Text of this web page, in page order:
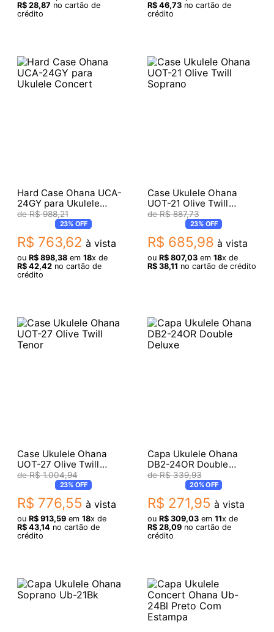
R$ 28,87 no cartão de
crédito
R$ 46,73no cartão de
crédito
Hard Case Ohana UCA-
24GY para Ukulele
Concert
R$ 988,21
23%OFF
R$ 763,62 à vista
ou R$ 898,38em 18x de
R$ 42,42no cartão de
crédito
Case Ukulele Ohana
UOT-21 Olive Twill
Soprano
R$ 887,73
23%OFF
R$ 685,98 à vista
ou R$ 807,03em 18x de
R$ 38,11 no cartão de crédito
Case Ukulele Ohana
UOT-27 Olive Twill
Tenor
R$ 1.004,94
23%OFF
R$ 776,55 à vista
ou R$ 913,59em 18x de
R$ 43,14no cartão de
crédito
Capa Ukulele Ohana
DB2-24OR Double
Deluxe
R$ 339,93
20%OFF
R$ 271,95 à vista
ou R$ 309,03em 11x de
R$ 28,09no cartão de
crédito